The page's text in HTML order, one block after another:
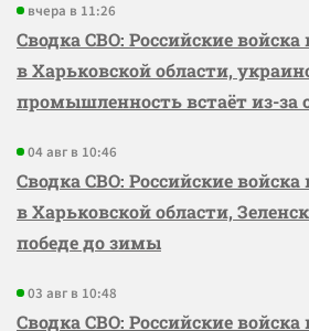
вчера в 11:26
Сводка СВО: Российские
в Харьковской области,
промышленность встаёт из-за
04 авг в 10:46
Сводка СВО: Российские войска
в Харьковской области,
победе до зимы
03 авг в 10:48
Сводка СВО: Российские войска